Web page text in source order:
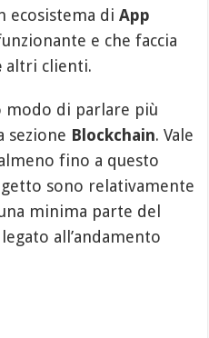
ecosistema diApp
e che faccia
altri clienti.
modo di parlare più
sezione Blockchain. Vale
fino a questo
sono relativamente
minima parte del
all’andamento